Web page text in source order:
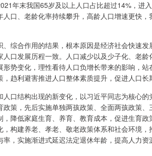
年末我国65岁及以上人口占比超过14%，进
口、老龄化率持续攀升，高龄人口增速更快
综合作用的结果，根本原因是经济社会快速
口发展历程一致。人口减少以及少子化、老
势变化，理性看待人口负增长带来的影响，
趋利避害推进人口整体素质提升，促进人口长
口结构出现的新变化，以习近平同志为核心的
策，先后实施单独两孩政策、全面两孩政策
降低家庭生育、养育、教育成本，促进生育
构建养老、孝老、敬老政策体系和社会环境，
，实施渐进式延迟法定退休年龄，提高人力